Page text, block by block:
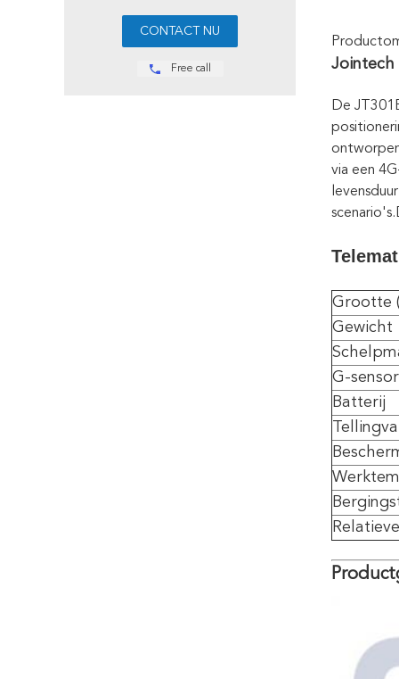
Free call Jointech
De
via een
Grootte
Gewicht
G-sensor
Batterij